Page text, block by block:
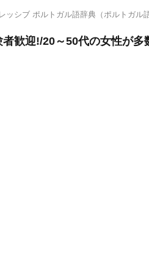
ッシブ ポルトガル語辞典（ポルトガ
歓迎!/20～50代の女性が多